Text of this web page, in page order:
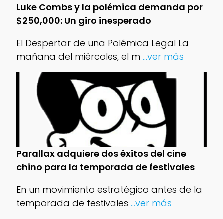
Luke Combs y la polémica demanda por
$250,000: Un giro inesperado
El Despertar de una Polémica Legal La
mañana del miércoles, el m ...ver más
Parallax adquiere dos éxitos del cine
chino para la temporada de festivales
En un movimiento estratégico antes de la
temporada de festivales ...ver más